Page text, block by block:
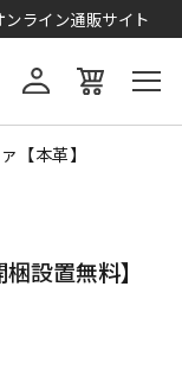
ライン通販サイト
【本革】
設置無料】